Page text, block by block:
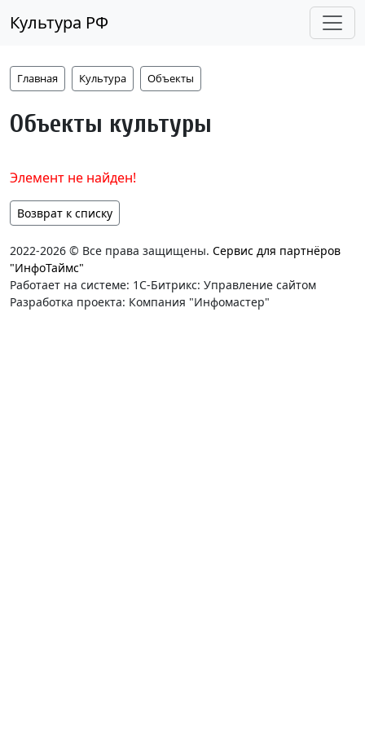
Культура РФ
Главная Культура Объекты
Объекты культуры
Элемент не найден!
Возврат к списку
2022-2026 © Все права защищены. Сервис для партнёров
"ИнфоТаймс"
Работает на системе: 1С-Битрикс: Управление сайтом
Разработка проекта: Компания "Инфомастер"